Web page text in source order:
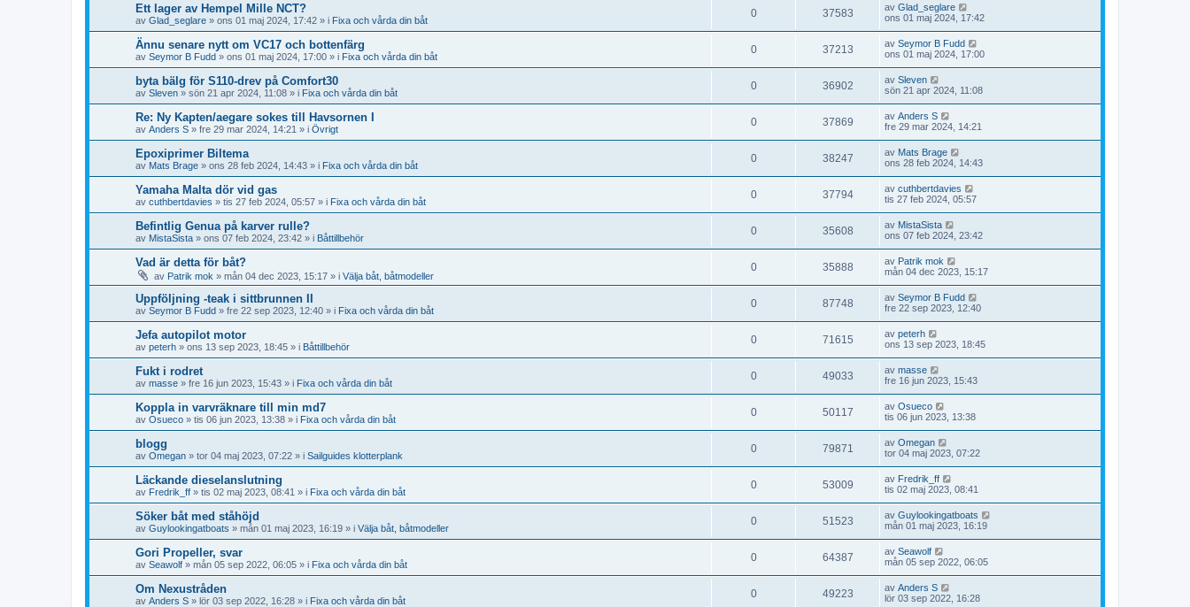
Ett lager av Hempel Mille NCT?
av Glad_seglare » ons 01 maj 2024, 17:42 » i Fixa och vårda din båt
0 37583 av Glad_seglare
ons 01 maj 2024, 17:42
Ännu senare nytt om VC17 och bottenfärg
av Seymor B Fudd » ons 01 maj 2024, 17:00 » i Fixa och vårda din båt
0 37213 av Seymor B Fudd
ons 01 maj 2024, 17:00
byta bälg för S110-drev på Comfort30
av Sleven » sön 21 apr 2024, 11:08 » i Fixa och vårda din båt
0 36902 av Sleven
sön 21 apr 2024, 11:08
Re: Ny Kapten/aegare sokes till Havsornen I
av Anders S » fre 29 mar 2024, 14:21 » i Övrigt
0 37869 av Anders S
fre 29 mar 2024, 14:21
Epoxiprimer Biltema
av Mats Brage » ons 28 feb 2024, 14:43 » i Fixa och vårda din båt
0 38247 av Mats Brage
ons 28 feb 2024, 14:43
Yamaha Malta dör vid gas
av cuthbertdavies » tis 27 feb 2024, 05:57 » i Fixa och vårda din båt
0 37794 av cuthbertdavies
tis 27 feb 2024, 05:57
Befintlig Genua på karver rulle?
av MistaSista » ons 07 feb 2024, 23:42 » i Båttillbehör
0 35608 av MistaSista
ons 07 feb 2024, 23:42
Vad är detta för båt?
av Patrik mok » mån 04 dec 2023, 15:17 » i Välja båt, båtmodeller
0 35888 av Patrik mok
mån 04 dec 2023, 15:17
Uppföljning -teak i sittbrunnen II
av Seymor B Fudd » fre 22 sep 2023, 12:40 » i Fixa och vårda din båt
0 87748 av Seymor B Fudd
fre 22 sep 2023, 12:40
Jefa autopilot motor
av peterh » ons 13 sep 2023, 18:45 » i Båttillbehör
0 71615 av peterh
ons 13 sep 2023, 18:45
Fukt i rodret
av masse » fre 16 jun 2023, 15:43 » i Fixa och vårda din båt
0 49033 av masse
fre 16 jun 2023, 15:43
Koppla in varvräknare till min md7
av Osueco » tis 06 jun 2023, 13:38 » i Fixa och vårda din båt
0 50117 av Osueco
tis 06 jun 2023, 13:38
blogg
av Omegan » tor 04 maj 2023, 07:22 » i Sailguides klotterplank
0 79871 av Omegan
tor 04 maj 2023, 07:22
Läckande dieselanslutning
av Fredrik_ff » tis 02 maj 2023, 08:41 » i Fixa och vårda din båt
0 53009 av Fredrik_ff
tis 02 maj 2023, 08:41
Söker båt med ståhöjd
av Guylookingatboats » mån 01 maj 2023, 16:19 » i Välja båt, båtmodeller
0 51523 av Guylookingatboats
mån 01 maj 2023, 16:19
Gori Propeller, svar
av Seawolf » mån 05 sep 2022, 06:05 » i Fixa och vårda din båt
0 64387 av Seawolf
mån 05 sep 2022, 06:05
Om Nexustråden
av Anders S » lör 03 sep 2022, 16:28 » i Fixa och vårda din båt
0 49223 av Anders S
lör 03 sep 2022, 16:28